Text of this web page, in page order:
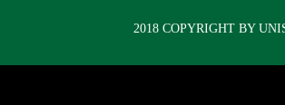
2018 COPYRIGHT BY